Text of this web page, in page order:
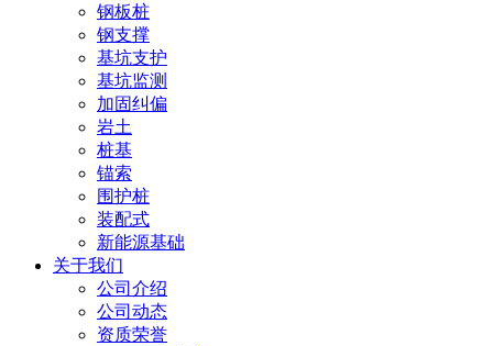
钢板桩
钢支撑
基坑支护
基坑监测
加固纠偏
岩土
桩基
锚索
围护桩
装配式
新能源基础
关于我们
公司介绍
公司动态
资质荣誉